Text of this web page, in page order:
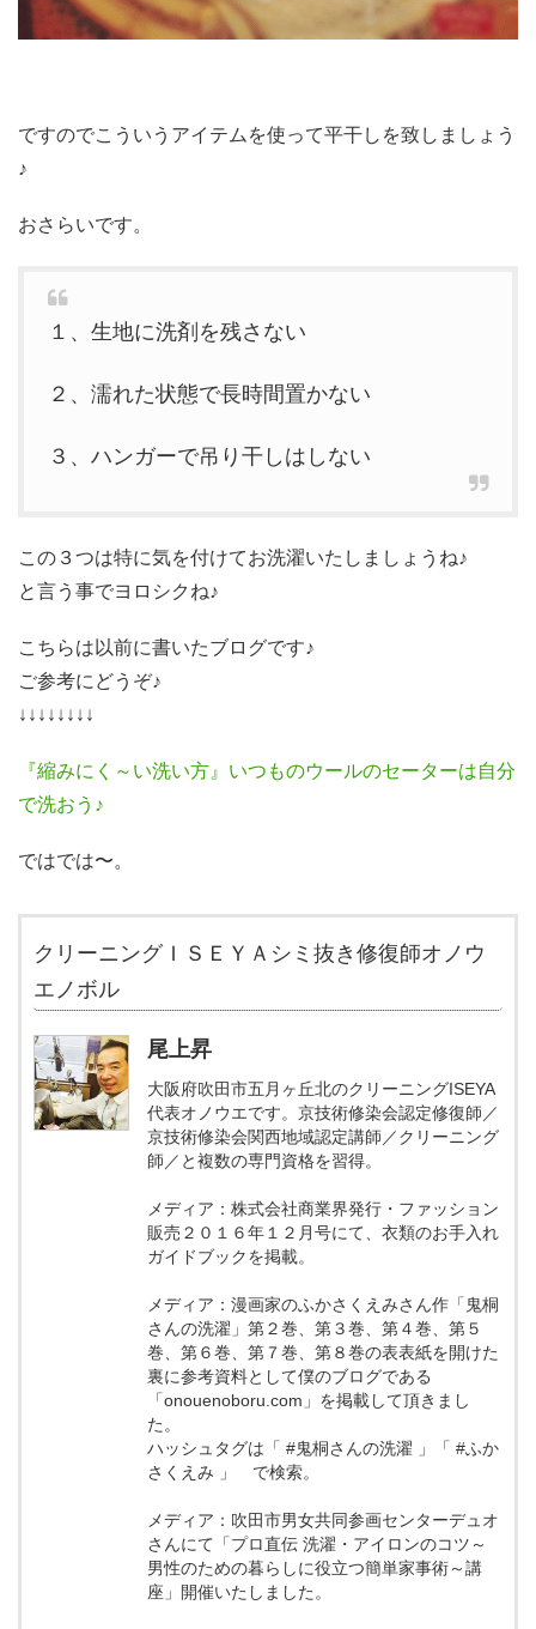
ですのでこういうアイテムを使って平干しを致しましょう
♪
おさらいです。
１、生地に洗剤を残さない
２、濡れた状態で長時間置かない
３、ハンガーで吊り干しはしない
この３つは特に気を付けてお洗濯いたしましょうね♪
と言う事でヨロシクね♪
こちらは以前に書いたブログです♪
ご参考にどうぞ♪
↓↓↓↓↓↓↓↓
『縮みにく～い洗い方』いつものウールのセーターは自分
で洗おう♪
ではでは〜。
クリーニングＩＳＥＹＡシミ抜き修復師オノウ
エノボル
尾上昇
大阪府吹田市五月ヶ丘北のクリーニングISEYA
代表オノウエです。京技術修染会認定修復師／
京技術修染会関西地域認定講師／クリーニング
師／と複数の専門資格を習得。
メディア：株式会社商業界発行・ファッション
販売２０１６年１２月号にて、衣類のお手入れ
ガイドブックを掲載。
メディア：漫画家のふかさくえみさん作「鬼桐
さんの洗濯」第２巻、第３巻、第４巻、第５
巻、第６巻、第７巻、第８巻の表表紙を開けた
裏に参考資料として僕のブログである
「onouenoboru.com」を掲載して頂きまし
た。
ハッシュタグは「 #鬼桐さんの洗濯 」「 #ふか
さくえみ 」 で検索。
メディア：吹田市男女共同参画センターデュオ
さんにて「プロ直伝 洗濯・アイロンのコツ～
男性のための暮らしに役立つ簡単家事術～講
座」開催いたしました。